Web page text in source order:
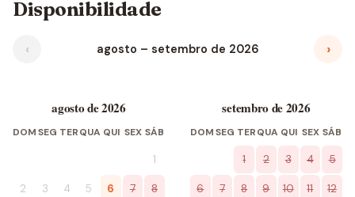
Disponibilidade
‹ agosto – setembro de 2026 ›
agosto de 2026
DOMSEG TERQUA QUI SEX SÁB
1
2 3 4 5 6 7 8
setembro de 2026
DOMSEG TERQUA QUI SEX SÁB
1 2 3 4 5
6 7 8 9 10 11 12